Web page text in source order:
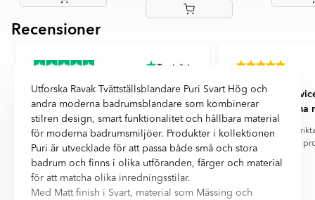
ItemRecensioner
Jari
Bra produkt och snabb leverans
Bra produkt och snabb leverans
Ronny Ho
Väldigt
hjälpsamma
Väldigt
med
Utforska Ravak Tvättställsblandare Puri Svart Hög och
andra moderna badrumsblandare som kombinerar
stilren design, smart funktionalitet och hållbara material
för moderna badrumsmiljöer. Produkter i kollektionen
Puri är utvecklade för att passa både små och stora
badrum och finns i olika utföranden, färger och material
för att matcha olika inredningsstilar.
Med Matt finish i Svart, material som Mässing och